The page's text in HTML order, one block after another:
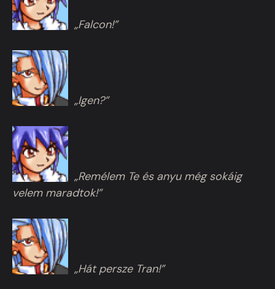
„Falcon!”
„Igen?”
„Remélem Te és anyu még sokáig
velem maradtok!”
„Hát persze Tran!”